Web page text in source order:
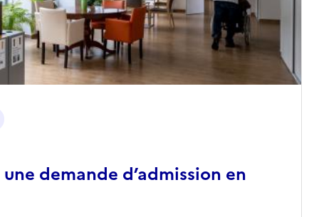
demande d’admission en